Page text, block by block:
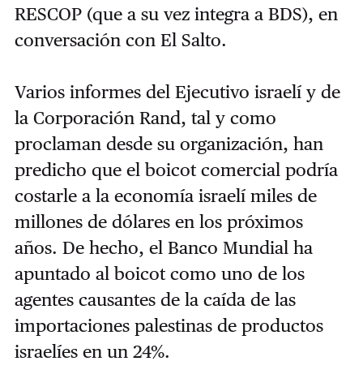
RESCOP (que a su vez integra a BDS), en
conversación con El Salto.
Varios informes del Ejecutivo israelí y de
la Corporación Rand, tal y como
proclaman desde su organización, han
predicho que el boicot comercial podría
costarle a la economía israelí miles de
millones de dólares en los próximos
años. De hecho, el Banco Mundial ha
apuntado al boicot como uno de los
agentes causantes de la caída de las
importaciones palestinas de productos
israelíes en un 24%.